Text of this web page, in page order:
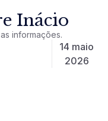
Inácio
informações.
14 maio
2026